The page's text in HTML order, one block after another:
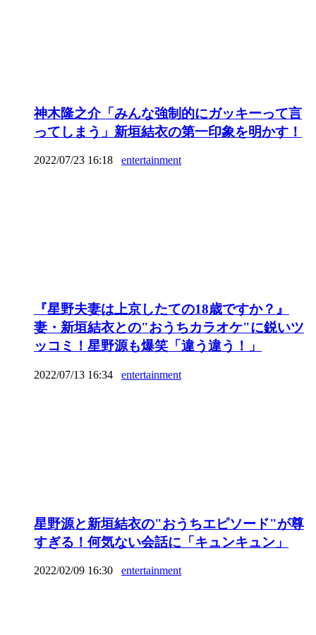
神木隆之介「みんな強制的にガッキーって言
ってしまう」新垣結衣の第一印象を明かす！
2022/07/23 16:18 entertainment
『星野夫妻は上京したての18歳ですか？』
妻・新垣結衣との"おうちカラオケ"に鋭いツ
ッコミ！星野源も爆笑「違う違う！」
2022/07/13 16:34 entertainment
星野源と新垣結衣の"おうちエピソード"が尊
すぎる！何気ない会話に「キュンキュン」
2022/02/09 16:30 entertainment